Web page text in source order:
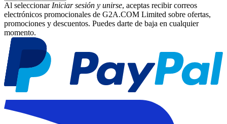
Al seleccionar Iniciar sesión y unirse, aceptas recibir correos
electrónicos promocionales de G2A.COM Limited sobre ofertas,
promociones y descuentos. Puedes darte de baja en cualquier
momento.